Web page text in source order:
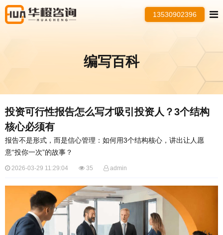
13530902396
编写百科
​投资可行性报告怎么写才吸引投资人？3个结构
核心必须有
报告不是形式，而是信心管理：如何用3个结构核心，讲出让人愿
意“投你一次”的故事？
2026-03-29 11:29:04 35 admin